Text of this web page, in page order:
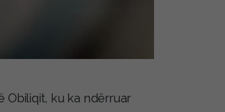
Obiliqit, ku ka ndërruar